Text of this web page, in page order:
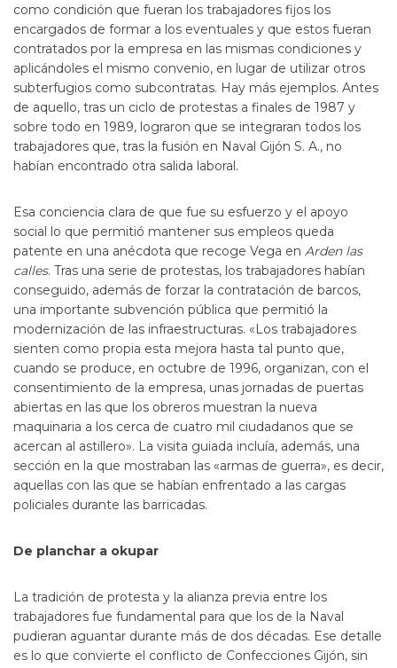
como condición que fueran los trabajadores fijos los
encargados de formar a los eventuales y que estos fueran
contratados por la empresa en las mismas condiciones y
aplicándoles el mismo convenio, en lugar de utilizar otros
subterfugios como subcontratas. Hay más ejemplos. Antes
de aquello, tras un ciclo de protestas a finales de 1987 y
sobre todo en 1989, lograron que se integraran todos los
trabajadores que, tras la fusión en Naval Gijón S. A., no
habían encontrado otra salida laboral.
Esa conciencia clara de que fue su esfuerzo y el apoyo
social lo que permitió mantener sus empleos queda
patente en una anécdota que recoge Vega en Arden las
calles. Tras una serie de protestas, los trabajadores habían
conseguido, además de forzar la contratación de barcos,
una importante subvención pública que permitió la
modernización de las infraestructuras. «Los trabajadores
sienten como propia esta mejora hasta tal punto que,
cuando se produce, en octubre de 1996, organizan, con el
consentimiento de la empresa, unas jornadas de puertas
abiertas en las que los obreros muestran la nueva
maquinaria a los cerca de cuatro mil ciudadanos que se
acercan al astillero». La visita guiada incluía, además, una
sección en la que mostraban las «armas de guerra», es decir,
aquellas con las que se habían enfrentado a las cargas
policiales durante las barricadas.
De planchar a okupar
La tradición de protesta y la alianza previa entre los
trabajadores fue fundamental para que los de la Naval
pudieran aguantar durante más de dos décadas. Ese detalle
es lo que convierte el conflicto de Confecciones Gijón, sin